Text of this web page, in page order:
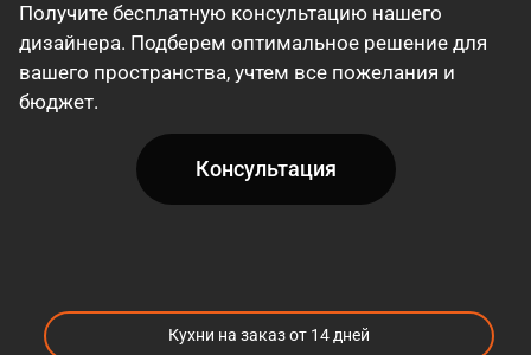
Получите бесплатную консультацию нашего
дизайнера. Подберем оптимальное решение для
вашего пространства, учтем все пожелания и
бюджет.
Консультация
Кухни на заказ от 14 дней